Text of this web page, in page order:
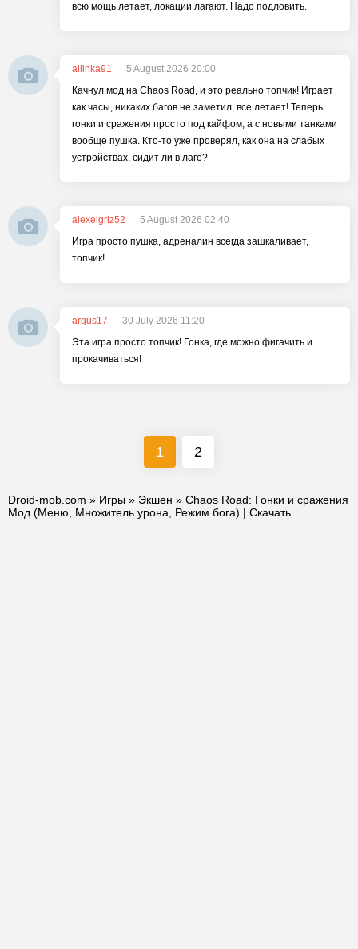
всю мощь летает, локации лагают. Надо подловить.
allinka91
5 August 2026 20:00
Качнул мод на Chaos Road, и это реально топчик! Играет
как часы, никаких багов не заметил, все летает! Теперь
гонки и сражения просто под кайфом, а с новыми танками
вообще пушка. Кто-то уже проверял, как она на слабых
устройствах, сидит ли в лаге?
alexeigriz52
5 August 2026 02:40
Игра просто пушка, адреналин всегда зашкаливает,
топчик!
argus17
30 July 2026 11:20
Эта игра просто топчик! Гонка, где можно фигачить и
прокачиваться!
1 2
Droid-mob.com » Игры » Экшен » Chaos Road: Гонки и сражения
Мод (Меню, Множитель урона, Режим бога) | Скачать